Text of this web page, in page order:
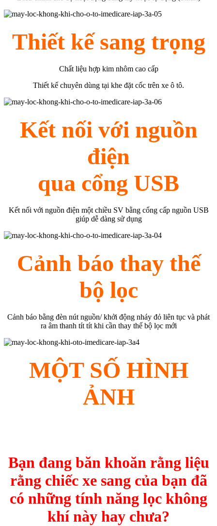
Thiết kế sang trọng
Chất liệu hợp kim nhôm cao cấp
Thiết kế chuyên dùng tại khe đặt cốc trên xe ô tô.
Kết nối với nguồn
điện
qua cổng USB
Kết nối với nguồn điện một chiều SV bằng cổng cấp nguồn USB
giúp dễ dàng sử dụng
Cảnh báo thay thế
bộ lọc
Cảnh báo bằng đèn nút nguồn/ khởi động nháy đỏ liên tục và phát
ra âm thanh tít tít khi cần thay thế bộ lọc mới
MỘT SỐ HÌNH
ẢNH
Bạn đang băn khoăn rằng liệu
rằng chiếc xe sang của bạn đã
có những tính năng lọc không
khí này hay chưa?